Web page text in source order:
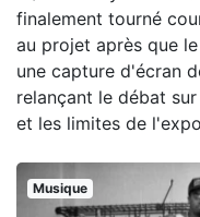
finalement tourné
au projet après que
une capture d'écran
relançant le débat
et les limites de
Musique